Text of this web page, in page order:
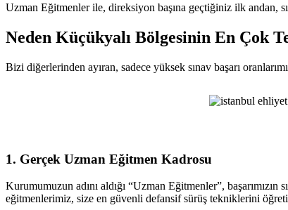
Şişli
En
Kursu
Direksiyon
Dersi
Uzman Eğitmenler ile, direksiyon başına geçtiğiniz ilk andan,
Neden Küçükyalı Bölgesinin En Çok
Bizi diğerlerinden ayıran, sadece yüksek sınav başarı
1. Gerçek Uzman Eğitmen Kadrosu
Kurumumuzun adını aldığı “Uzman Eğitmenler”,
eğitmenlerimiz, size en güvenli defansif sürüş tekniklerini